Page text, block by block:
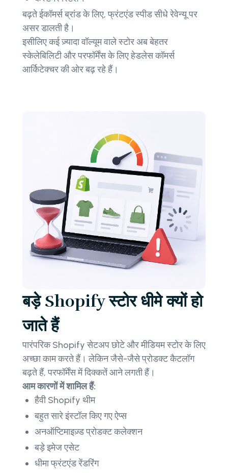
बढ़ते ईकॉमर्स ब्रांड के लिए, फ्रंटएंड स्पीड सीधे रेवेन्यू पर
असर डालती है।
इसीलिए कई ज़्यादा वॉल्यूम वाले स्टोर अब बेहतर
स्केलेबिलिटी और परफॉर्मेंस के लिए हेडलेस कॉमर्स
आर्किटेक्चर की ओर बढ़ रहे हैं।
बड़े Shopify स्टोर धीमे क्यों हो
जाते हैं
पारंपरिक Shopify सेटअप छोटे और मीडियम स्टोर के लिए
अच्छा काम करते हैं। लेकिन जैसे-जैसे प्रोडक्ट कैटलॉग
बढ़ते हैं, परफॉर्मेंस में दिक्कतें आने लगती हैं।
आम कारणों में शामिल हैं:
हैवी Shopify थीम
बहुत सारे इंस्टॉल किए गए ऐप्स
अनऑप्टिमाइज़्ड प्रोडक्ट कलेक्शन
बड़े इमेज एसेट
धीमा फ्रंटएंड रेंडरिंग